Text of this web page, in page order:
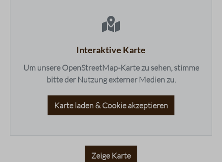
2 / 5Interaktive Karte
Um unsere OpenStreetMap-Karte zu sehen, stimme
bitte der Nutzung externer Medien zu.
Karte laden & Cookie akzeptieren
Zeige Karte